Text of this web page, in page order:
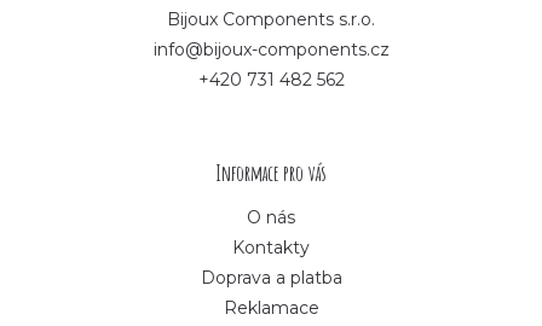
Bijoux Components s.r.o.
info@bijoux-components.cz
+420 731 482 562
Informace pro vás
O nás
Kontakty
Doprava a platba
Reklamace